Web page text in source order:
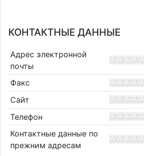
КОНТАКТНЫЕ ДАННЫЕ
Адрес электронной
почты
Факс
Сайт
Телефон
Контактные данные по
прежним адресам